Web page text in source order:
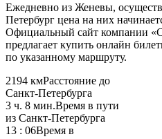
Ежедневно из Женевы,
Петербург цена на них
Официальный сайт компании
предлагает купить онлайн
по указанному маршруту.
2194 кмРасстояние до
Санкт-Петербурга
3 ч. 8 мин.Время в пути
из Санкт-Петербурга
13 : 06Время в